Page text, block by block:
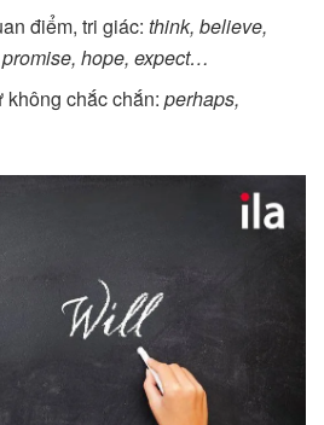
điểm, tri giác:think, believe,
hope, expect…
không chắc chắn:perhaps,